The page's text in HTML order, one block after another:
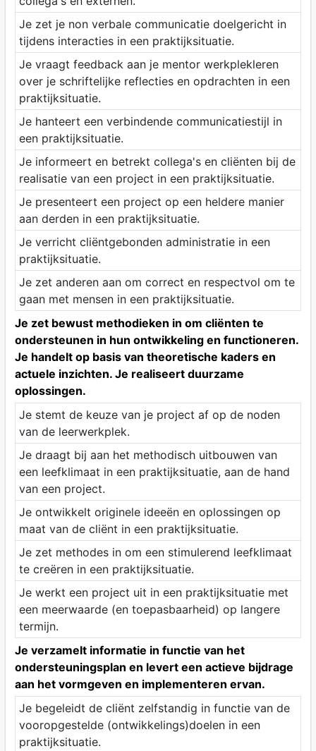
Je zet je non verbale communicatie doelgericht in
tijdens interacties in een praktijksituatie.
Je vraagt feedback aan je mentor werkplekleren
over je schriftelijke reflecties en opdrachten in een
praktijksituatie.
Je hanteert een verbindende communicatiestijl in
een praktijksituatie.
Je informeert en betrekt collega's en cliënten bij de
realisatie van een project in een praktijksituatie.
Je presenteert een project op een heldere manier
aan derden in een praktijksituatie.
Je verricht cliëntgebonden administratie in een
praktijksituatie.
Je zet anderen aan om correct en respectvol om te
gaan met mensen in een praktijksituatie.
Je zet bewust methodieken in om cliënten te
ondersteunen in hun ontwikkeling en functioneren.
Je handelt op basis van theoretische kaders en
actuele inzichten. Je realiseert duurzame
oplossingen.
Je stemt de keuze van je project af op de noden
van de leerwerkplek.
Je draagt bij aan het methodisch uitbouwen van
een leefklimaat in een praktijksituatie, aan de hand
van een project.
Je ontwikkelt originele ideeën en oplossingen op
maat van de cliënt in een praktijksituatie.
Je zet methodes in om een stimulerend leefklimaat
te creëren in een praktijksituatie.
Je werkt een project uit in een praktijksituatie met
een meerwaarde (en toepasbaarheid) op langere
termijn.
Je verzamelt informatie in functie van het
ondersteuningsplan en levert een actieve bijdrage
aan het vormgeven en implementeren ervan.
Je begeleidt de cliënt zelfstandig in functie van de
vooropgestelde (ontwikkelings)doelen in een
praktijksituatie.